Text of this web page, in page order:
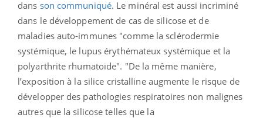
dans son communiqué. Le minéral est aussi incriminé
dans le développement de cas de silicose et de
maladies auto-immunes "comme la sclérodermie
systémique, le lupus érythémateux systémique et la
polyarthrite rhumatoïde". "De la même manière,
l’exposition à la silice cristalline augmente le risque de
développer des pathologies respiratoires non malignes
autres que la silicose telles que la